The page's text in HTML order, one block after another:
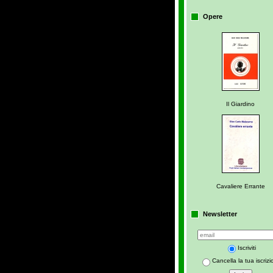
Opere
Il Giardino
Cavaliere Errante
Newsletter
Iscriviti
Cancella la tua